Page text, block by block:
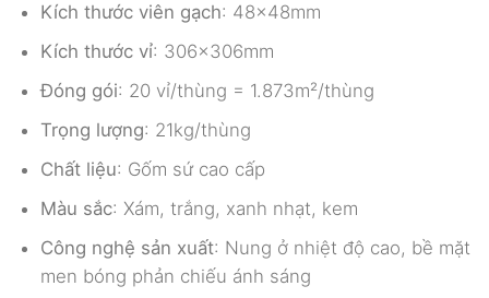
Kích thước viên gạch: 48x48mm
Kích thước vỉ: 306x306mm
Đóng gói: 20 vỉ/thùng = 1.873m²/thùng
Trọng lượng: 21kg/thùng
Chất liệu: Gốm sứ cao cấp
Màu sắc: Xám, trắng, xanh nhạt, kem
Công nghệ sản xuất: Nung ở nhiệt độ cao, bề mặt
men bóng phản chiếu ánh sáng